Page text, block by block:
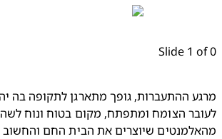
Slide 1